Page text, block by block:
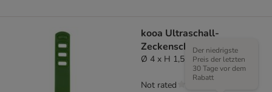
kooa Ultraschall-
Zeckenschutz
Ø 4 x H 1,5 cm
Der niedrigste
Preis der letzten
30 Tage vor dem
Rabatt
Not rated